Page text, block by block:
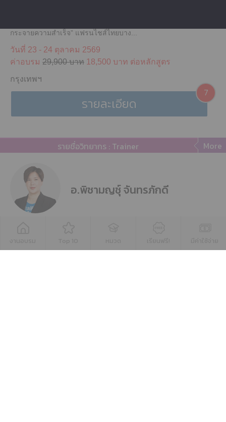
กระจายความสำเร็จ” แฟรนไชส์ไทยบาง...
วันที่ 23 - 24 ตุลาคม 2569
ค่าอบรม 29,900 บาท 18,500 บาท ต่อหลักสูตร
กรุงเทพฯ
รายละเอียด
7
รายชื่อวิทยากร : Trainer More
อ.พิชามญชุ์ จันทรภักดี
อ.สุชาติ กิติเฉลิมเกียรติ